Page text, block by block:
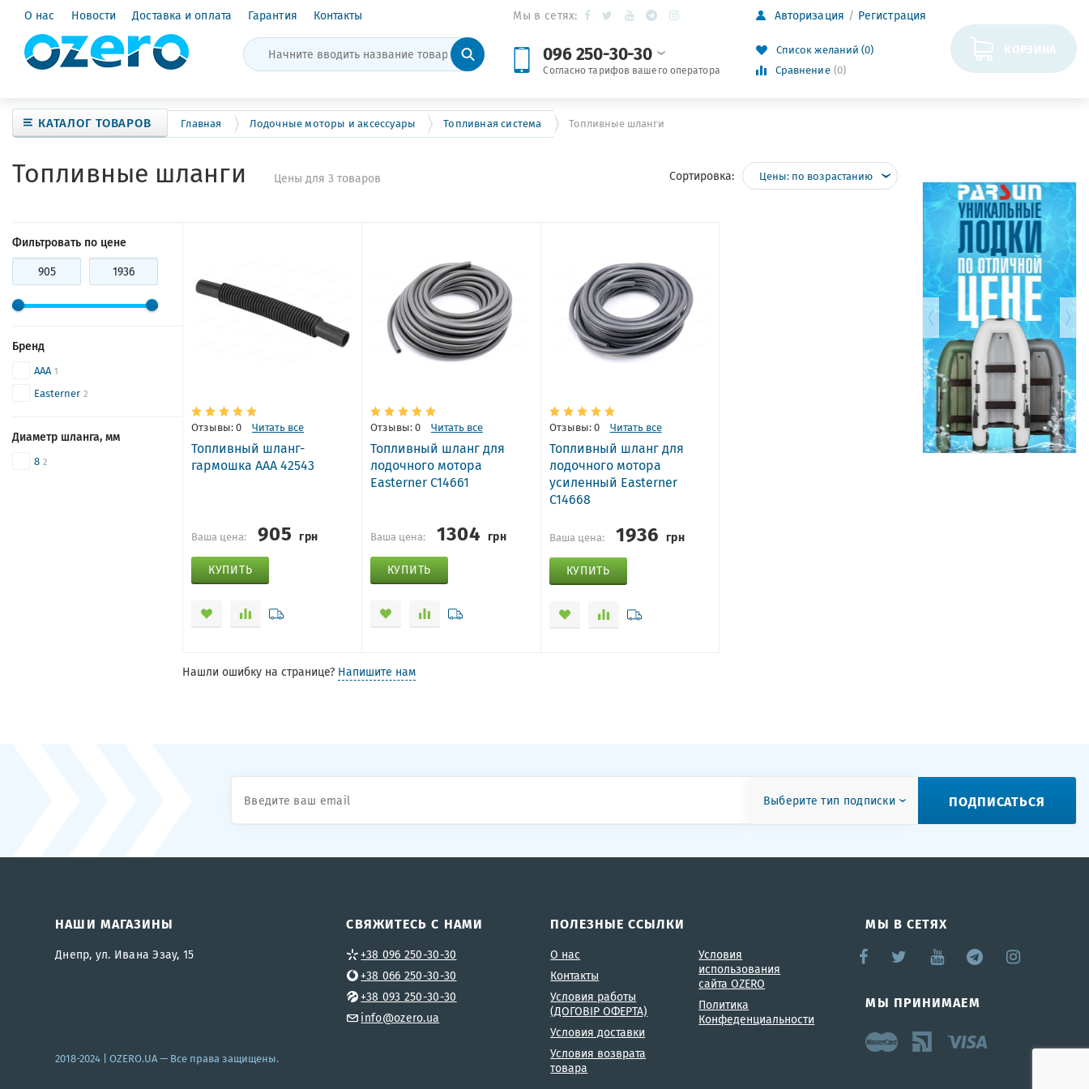
О нас Новости Доставка и оплата Гарантия Контакты Мы в сетях:
096 250-30-30
Согласно тарифов вашего оператора
Авторизация Регистрация
Список желаний (0)
Сравнение (0)
КОРЗИНА
КАТАЛОГ ТОВАРОВ Главная Лодочные моторы и аксессуары Топливная система Топливные шланги
Топливные шланги Цены для 3 товаров Сортировка: Цены: по возрастанию
Фильтровать по цене
Бренд
AAA 1
Easterner 2
Диаметр шланга, мм
8 2
Отзывы: 0 Читать все
Топливный шланг-
гармошка ААА 42543
Ваша цена: 905 грн
КУПИТЬ
Отзывы: 0 Читать все
Топливный шланг для
лодочного мотора
Easterner C14661
Ваша цена: 1304 грн
КУПИТЬ
Отзывы: 0 Читать все
Топливный шланг для
лодочного мотора
усиленный Easterner
C14668
Ваша цена: 1936 грн
КУПИТЬ
Нашли ошибку на странице? Напишите нам
Выберите тип подписки ПОДПИСАТЬСЯ
НАШИ МАГАЗИНЫ
Днепр, ул. Ивана Эзау, 15
2018-2024 |OZERO.UA— Все права защищены.
СВЯЖИТЕСЬ С НАМИ
+38 096 250-30-30
+38 066 250-30-30
+38 093 250-30-30
info@ozero.ua
ПОЛЕЗНЫЕ ССЫЛКИ
О нас
Контакты
Условия работы
(ДОГОВІР ОФЕРТА)
Условия доставки
Условия возврата
товара
Условия
использования
сайта OZERO
Политика
Конфеденциальности
МЫ В СЕТЯХ
МЫ ПРИНИМАЕМ